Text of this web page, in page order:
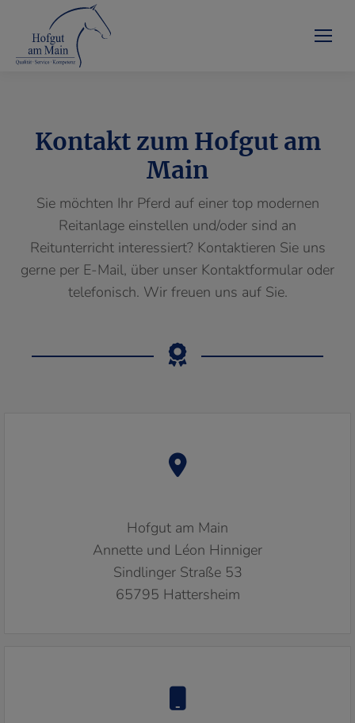
Kontakt zum Hofgut am
Main
Sie möchten Ihr Pferd auf einer top modernen
Reitanlage einstellen und/oder sind an
Reitunterricht interessiert? Kontaktieren Sie uns
gerne per E-Mail, über unser Kontaktformular oder
telefonisch. Wir freuen uns auf Sie.
Hofgut am Main
Annette und Léon Hinniger
Sindlinger Straße 53
65795 Hattersheim